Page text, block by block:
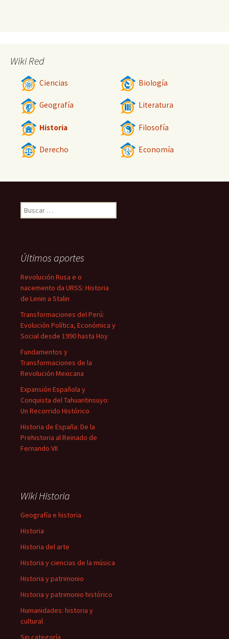
Wiki Red
Ciencias Biología
Geografía Literatura
Historia Filosofía
Derecho Economía
Buscar:
Últimos aportes
Revolución Rusa e o
nacemento da URSS: Historia
de Lenin a Stalin
Transformaciones del Perú:
Evolución Política, Económica y
Social desde 1990 hasta Hoy
Fundamentos y
Transformaciones de la
Revolución Mexicana
Expansión Española y
Conquista del Tahuantinsuyo:
Un Recorrido Histórico
Historia de España: De la
Prehistoria al Reinado de
Fernando VII
Wiki Historia
Geografía e historia
Historia
Historia del arte
Historia y ciencias de la música
Historia y patrimonio
Historia y patrimonio histórico
Humanidades: historia y
cultural
Sin categoría